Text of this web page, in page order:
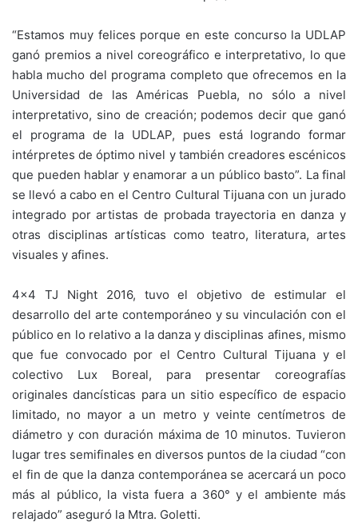
“Estamos muy felices porque en este concurso la UDLAP
ganó premios a nivel coreográfico e interpretativo, lo que
habla mucho del programa completo que ofrecemos en la
Universidad de las Américas Puebla, no sólo a nivel
interpretativo, sino de creación; podemos decir que ganó
el programa de la UDLAP, pues está logrando formar
intérpretes de óptimo nivel y también creadores escénicos
que pueden hablar y enamorar a un público basto”. La final
se llevó a cabo en el Centro Cultural Tijuana con un jurado
integrado por artistas de probada trayectoria en danza y
otras disciplinas artísticas como teatro, literatura, artes
visuales y afines.
4×4 TJ Night 2016, tuvo el objetivo de estimular el
desarrollo del arte contemporáneo y su vinculación con el
público en lo relativo a la danza y disciplinas afines, mismo
que fue convocado por el Centro Cultural Tijuana y el
colectivo Lux Boreal, para presentar coreografías
originales dancísticas para un sitio específico de espacio
limitado, no mayor a un metro y veinte centímetros de
diámetro y con duración máxima de 10 minutos. Tuvieron
lugar tres semifinales en diversos puntos de la ciudad “con
el fin de que la danza contemporánea se acercará un poco
más al público, la vista fuera a 360° y el ambiente más
relajado” aseguró la Mtra. Goletti.